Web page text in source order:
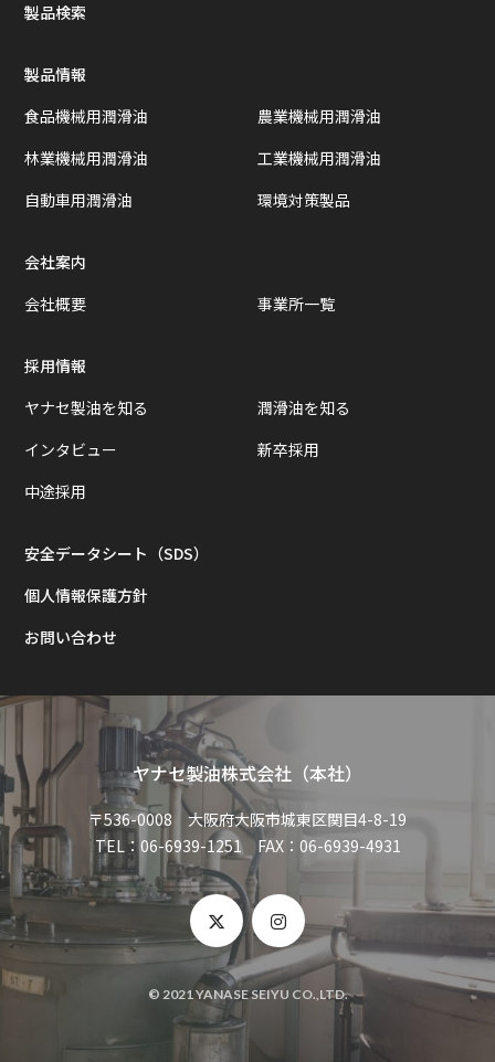
製品検索
製品情報
食品機械用潤滑油
農業機械用潤滑油
林業機械用潤滑油
工業機械用潤滑油
自動車用潤滑油
環境対策製品
会社案内
会社概要
事業所一覧
採用情報
ヤナセ製油を知る
潤滑油を知る
インタビュー
新卒採用
中途採用
安全データシート（SDS）
個人情報保護方針
お問い合わせ
ヤナセ製油株式会社（本社）
〒536-0008 大阪府大阪市城東区関目4-8-19
TEL：06-6939-1251 FAX：06-6939-4931
© 2021 YANASE SEIYU CO.,LTD.